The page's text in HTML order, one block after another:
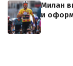
Милан
и